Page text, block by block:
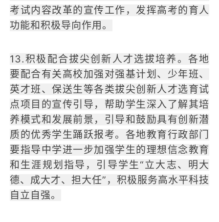
考试内容改革的宣传工作，发挥高考的育人
功能和积极导向作用。
13.积极配合拔尖创新人才选拔培养。各地
要配合有关高校加强对强基计划、少年班、
英才班、保送生等各类拔尖创新人才选育试
点项目的宣传引导，帮助学生深入了解其培
养模式和发展前景，引导和鼓励具有创新潜
质的优秀学生踊跃报考。各地教育行政部门
要指导中学进一步加强学生的理想信念教育
和生涯规划指导，引导学生“立大志、明大
德、成大才、担大任”，积极服务高水平科技
自立自强。